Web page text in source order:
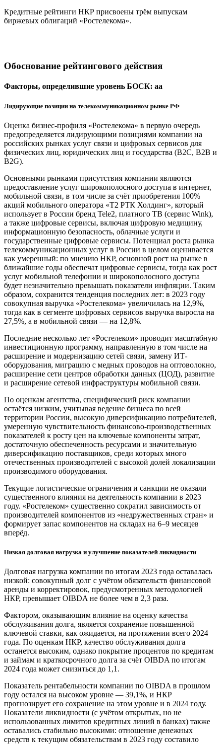
Кредитные рейтинги НКР присвоены трём выпускам
биржевых облигаций «Ростелекома».
Обоснование рейтингового действия
Факторы, определившие уровень БОСК: aa
Лидирующие позиции на телекоммуникационном рынке РФ
Оценка бизнес-профиля «Ростелекома» в первую очередь
предопределяется лидирующими позициями компании на
российских рынках услуг связи и цифровых сервисов для
физических лиц, юридических лиц и государства (B2C, B2B и
B2G).
Основными рынками присутствия компании являются
предоставление услуг широкополосного доступа в интернет,
мобильной связи, в том числе за счёт приобретения 100%
акций мобильного оператора «T2 РТК Холдинг», который
использует в России бренд Tele2, платного ТВ (сервис Wink),
а также цифровые сервисы, включая цифровую медицину,
информационную безопасность, облачные услуги и
государственные цифровые сервисы. Потенциал роста рынка
телекоммуникационных услуг в России в целом оценивается
как умеренный: по мнению НКР, основной рост на рынке в
ближайшие годы обеспечат цифровые сервисы, тогда как рост
услуг мобильной телефонии и широкополосного доступа
будет незначительно превышать показатели инфляции. Таким
образом, сохранится тенденция последних лет: в 2023 году
совокупная выручка «Ростелекома» увеличилась на 12,9%,
тогда как в сегменте цифровых сервисов выручка выросла на
27,5%, а в мобильной связи — на 12,8%.
Последние несколько лет «Ростелеком» проводит масштабную
инвестиционную программу, направленную в том числе на
расширение и модернизацию сетей связи, замену ИТ-
оборудования, миграцию с медных проводов на оптоволокно,
расширение сети центров обработки данных (ЦОД), развитие
и расширение сетевой инфраструктуры мобильной связи.
По оценкам агентства, специфический риск компании
остаётся низким, учитывая ведение бизнеса по всей
территории России, высокую диверсификацию потребителей,
умеренную чувствительность финансово-производственных
показателей к росту цен на ключевые компоненты затрат,
достаточную обеспеченность ресурсами и значительную
диверсификацию поставщиков, среди которых много
отечественных производителей с высокой долей локализации
производимого оборудования.
Текущие логистические ограничения и санкции не оказали
существенного влияния на деятельность компании в 2023
году. «Ростелеком» существенно сократил зависимость от
производителей компонентов из «недружественных стран» и
формирует запас компонентов на складах на 6–9 месяцев
вперёд.
Низкая долговая нагрузка и улучшение показателей ликвидности
Долговая нагрузка компании по итогам 2023 года оставалась
низкой: совокупный долг с учётом обязательств финансовой
аренды и корректировок, предусмотренных методологией
НКР, превышает OIBDA не более чем в 2,3 раза.
Фактором, оказывающим влияние на оценку качества
обслуживания долга, является сохранение повышенной
ключевой ставки, как ожидается, на протяжении всего 2024
года. По оценкам НКР, качество обслуживания долга
останется высоким, однако покрытие процентов по кредитам
и займам и краткосрочного долга за счёт OIBDA по итогам
2024 года может снизиться до 1,1.
Показатель рентабельности компании по OIBDA в прошлом
году остался на высоком уровне — 39,1%, и НКР
прогнозирует его сохранение на этом уровне и в 2024 году.
Показатели ликвидности (с учётом открытых, но не
использованных лимитов кредитных линий в банках) также
оставались стабильно высокими: отношение денежных
средств к текущим обязательствам в 2023 году составило